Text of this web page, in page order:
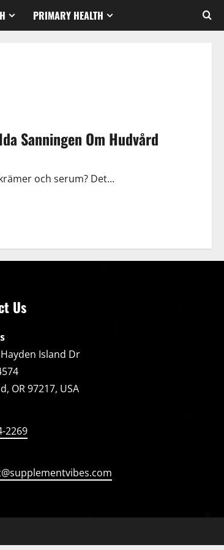
PRIMARY HEALTH
Sanningen Om Hudvård
och serum? Det...
Us
Island Dr
OR 97217, USA
2269